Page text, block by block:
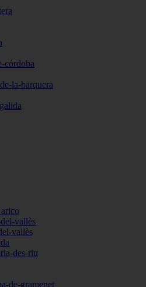
córdoba
la-barquera
vallès
vallès
des-riu
de-gramenet